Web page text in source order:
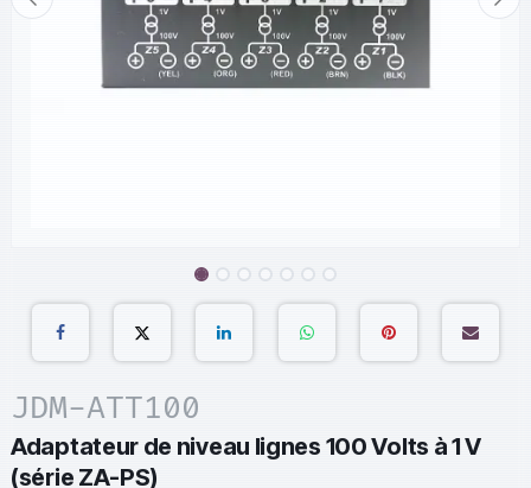
JDM-ATT100
Adaptateur de niveau lignes 100 Volts à 1 V
(série ZA-PS)